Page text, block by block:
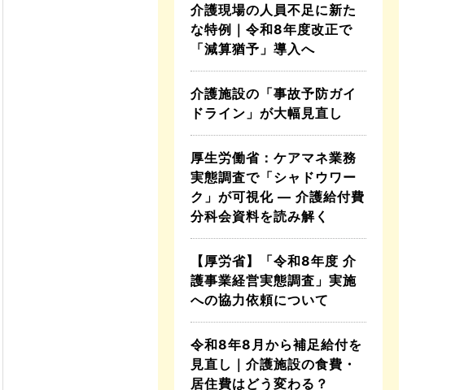
介護現場の人員不足に新た
な特例｜令和8年度改正で
「減算猶予」導入へ
介護施設の「事故予防ガイ
ドライン」が大幅見直し
厚生労働省：ケアマネ業務
実態調査で「シャドウワー
ク」が可視化 ― 介護給付費
分科会資料を読み解く
【厚労省】「令和8年度 介
護事業経営実態調査」実施
への協力依頼について
令和8年8月から補足給付を
見直し｜介護施設の食費・
居住費はどう変わる？